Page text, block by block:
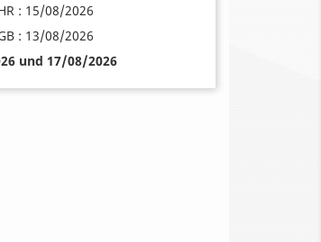
: 15/08/2026
: 13/08/2026
und 17/08/2026